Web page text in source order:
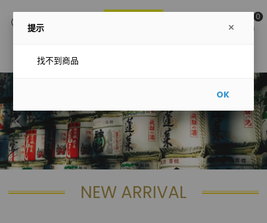
0
NEW ARRIVAL
提示
找不到商品
OK